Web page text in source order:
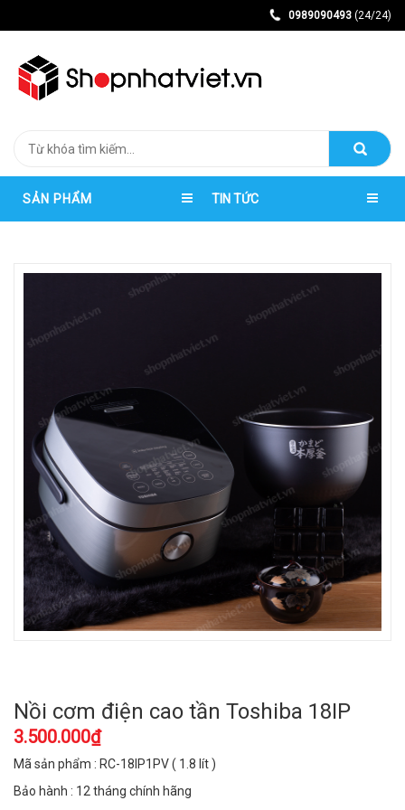
0989090493 (24/24)
SẢN PHẨM TIN TỨC
Nồi cơm điện cao tần Toshiba 18IP
3.500.000₫
Mã sản phẩm : RC-18IP1PV ( 1.8 lít )
Bảo hành : 12 tháng chính hãng